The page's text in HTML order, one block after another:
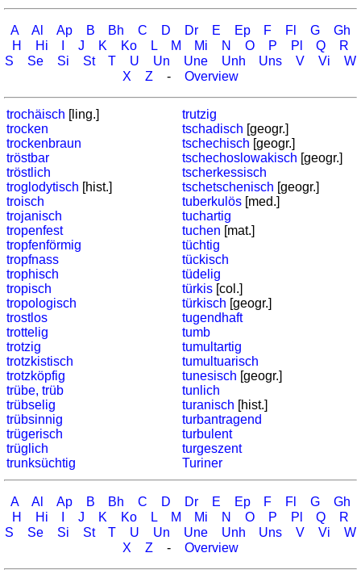
A Al Ap B Bh C D Dr E Ep F Fl G
Gh
H
Hi J K Ko L M Mi N O P Pl Q
R
S
Se Si St T U Un Une Unh Uns V Vi
W
X
Z - Overview
trochäisch [ling.]
trocken
trockenbraun
tröstbar
tröstlich
troglodytisch [hist.]
troisch
trojanisch
tropenfest
tropfenförmig
tropfnass
trophisch
tropisch
tropologisch
trostlos
trottelig
trotzig
trotzkistisch
trotzköpfig
trübe, trüb
trübselig
trübsinnig
trügerisch
trüglich
trunksüchtig
trutzig
tschadisch [geogr.]
tschechisch [geogr.]
tschechoslowakisch [geogr.]
tscherkessisch
tschetschenisch [geogr.]
tuberkulös [med.]
tuchartig
tuchen [mat.]
tüchtig
tückisch
tüdelig
türkis [col.]
türkisch [geogr.]
tugendhaft
tumb
tumultartig
tumultuarisch
tunesisch [geogr.]
tunlich
turanisch [hist.]
turbantragend
turbulent
turgeszent
Turiner
A Al Ap B Bh C D Dr E Ep F Fl G
Gh
H
Hi J K Ko L M Mi N O P Pl Q
R
S
Se Si St T U Un Une Unh Uns V Vi
W
X
Z - Overview